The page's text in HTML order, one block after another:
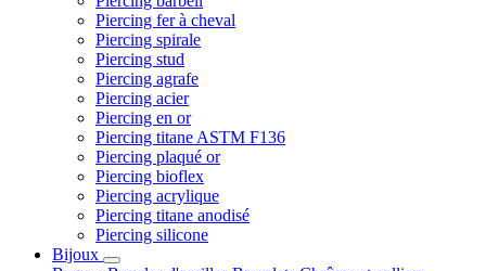
Piercing fer à cheval
Piercing spirale
Piercing stud
Piercing agrafe
Piercing acier
Piercing en or
Piercing titane ASTM F136
Piercing plaqué or
Piercing bioflex
Piercing acrylique
Piercing titane anodisé
Piercing silicone
Bijoux